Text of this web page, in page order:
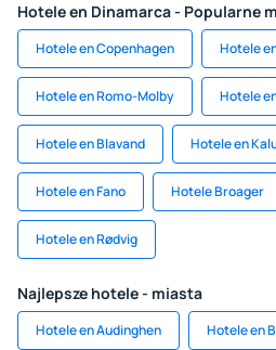
Hotele en Dinamarca - Popularne
Hotele en Copenhagen Hotele
Hotele en Romo-Molby Hotele
Hotele en Blavand Hotele en
Hotele en Fano Hotele Broager
Hotele en Rødvig
Najlepsze hotele - miasta
Hotele en Audinghen Hotele en